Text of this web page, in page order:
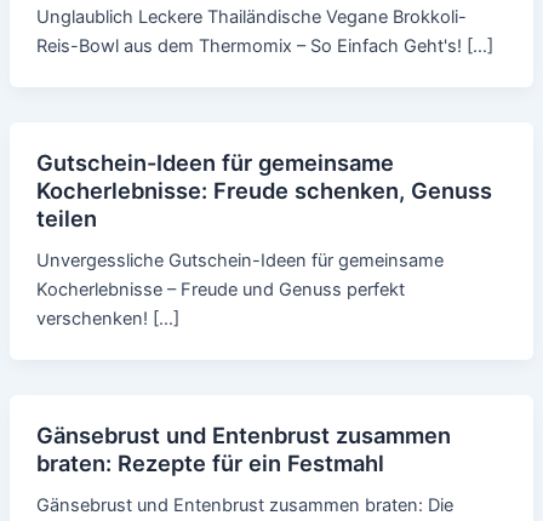
Unglaublich Leckere Thailändische Vegane Brokkoli-
Reis-Bowl aus dem Thermomix – So Einfach Geht's! […]
Gutschein-Ideen für gemeinsame
Kocherlebnisse: Freude schenken, Genuss
teilen
Unvergessliche Gutschein-Ideen für gemeinsame
Kocherlebnisse – Freude und Genuss perfekt
verschenken! […]
Gänsebrust und Entenbrust zusammen
braten: Rezepte für ein Festmahl
Gänsebrust und Entenbrust zusammen braten: Die